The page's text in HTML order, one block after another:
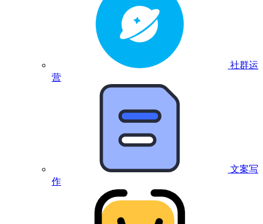
社群运
营
文案写
作